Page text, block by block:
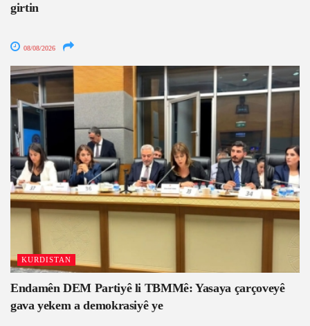
girtin
08/08/2026
KURDISTAN
Endamên DEM Partiyê li TBMMê: Yasaya çarçoveyê
gava yekem a demokrasiyê ye